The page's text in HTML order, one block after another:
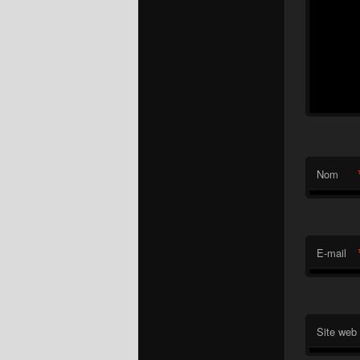
Nom
E-mail
Site web